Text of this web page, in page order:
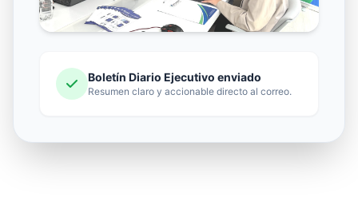
Boletín Diario Ejecutivo enviado
Resumen claro y accionable directo al correo.